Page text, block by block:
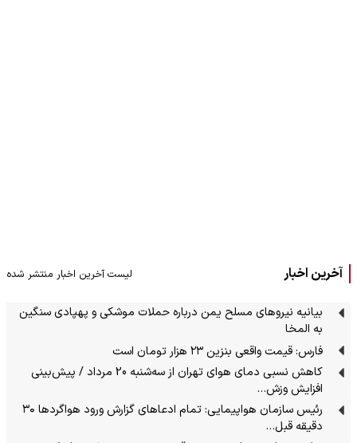
آخرین اخبار لیست آخرین اخبار منتشر شده
بیانیه نیروهای مسلح یمن درباره حملات موشکی و پهپادی سنگین
به المخا
فارس: قیمت واقعی بنزین ۲۳ هزار تومان است
کاهش نسبی دمای هوای تهران از سه‌شنبه 20 مرداد / پیش‌بینی
افزایش وزش…
رئیس سازمان هواپیمایی: تمام ادعاهای گزارش ورود هواگردها ٣٠
دقیقه قبل…